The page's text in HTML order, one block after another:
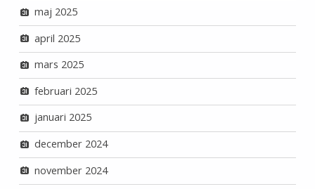
maj 2025
april 2025
mars 2025
februari 2025
januari 2025
december 2024
november 2024